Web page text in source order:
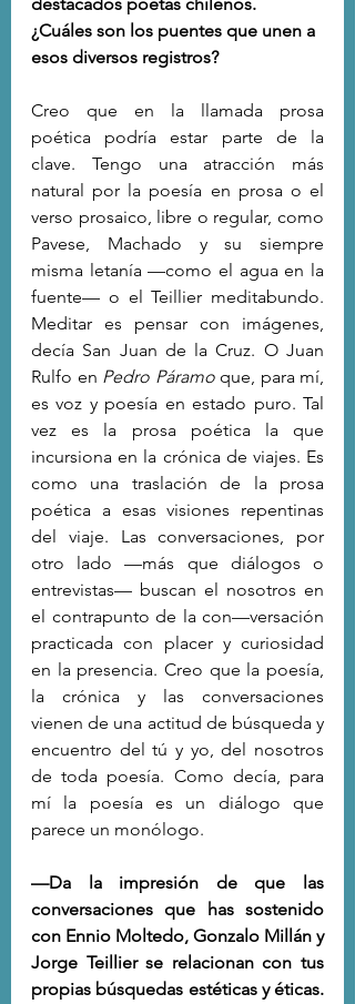
¿Cuáles son los puentes que unen a
esos diversos registros?
Creo que en la llamada prosa
poética podría estar parte de la
clave. Tengo una atracción más
natural por la poesía en prosa o el
verso prosaico, libre o regular, como
Pavese, Machado y su siempre
misma letanía —como el agua en la
fuente— o el Teillier meditabundo.
Meditar es pensar con imágenes,
decía San Juan de la Cruz. O Juan
Rulfo en Pedro Páramo que, para mí,
es voz y poesía en estado puro. Tal
vez es la prosa poética la que
incursiona en la crónica de viajes. Es
como una traslación de la prosa
poética a esas visiones repentinas
del viaje. Las conversaciones, por
otro lado —más que diálogos o
entrevistas— buscan el nosotros en
el contrapunto de la con—versación
practicada con placer y curiosidad
en la presencia. Creo que la poesía,
la crónica y las conversaciones
vienen de una actitud de búsqueda y
encuentro del tú y yo, del nosotros
de toda poesía. Como decía, para
mí la poesía es un diálogo que
parece un monólogo.
—Da la impresión de que las
conversaciones que has sostenido
con Ennio Moltedo, Gonzalo Millán y
Jorge Teillier se relacionan con tus
propias búsquedas estéticas y éticas.